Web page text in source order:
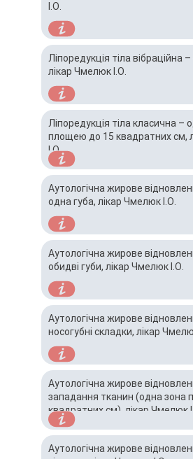
І.О.
Ліпоредукція тіла вібраційна
лікар Чмелюк І.О.
Ліпоредукція тіла класична –
площею до 15 квадратних см,
І.О.
Аутологічна жирове
одна губа, лікар Чмелюк І.О.
Аутологічна жирове
обидві губи, лікар Чмелюк І.О.
Аутологічна жирове
носогубні складки, лікар
Аутологічна жирове
западання тканин (одна зона
квадратних см), лікар Чмелюк
Аутологічна жирове